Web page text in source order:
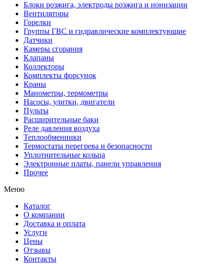
Блоки розжига, электроды розжига и ионизации
Вентиляторы
Горелки
Группы ГВС и гидравлические комплектующие
Датчики
Камеры сгорания
Клапаны
Коллекторы
Комплекты форсунок
Краны
Манометры, термометры
Насосы, улитки, двигатели
Пульты
Расширительные баки
Реле давления воздуха
Теплообменники
Термостаты перегрева и безопасности
Уплотнительные кольца
Электронные платы, панели управления
Прочее
Меню
Каталог
О компании
Доставка и оплата
Услуги
Цены
Отзывы
Контакты